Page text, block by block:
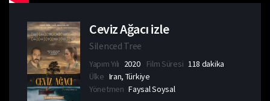
Ceviz Ağacı izle
Silenced Tree
Yapım Yılı 2020 Film Süresi 118 dakika
Ülke Iran, Türkiye
Yönetmen Faysal Soysal